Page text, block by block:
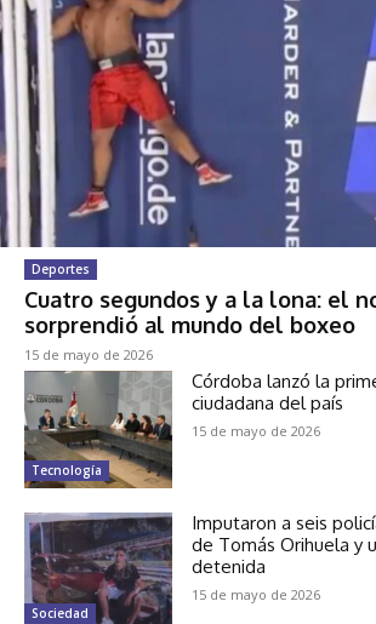
Deportes
Cuatro segundos y a la lona: el
sorprendió al mundo del boxeo
15 de mayo de 2026
Tecnología
Córdoba lanzó la
ciudadana del país
15 de mayo de 2026
Sociedad
Imputaron a seis
de Tomás Orihuela y
detenida
15 de mayo de 2026